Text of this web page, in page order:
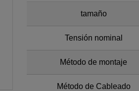
tamaño
Tensión nominal
Método de montaje
Método de Cableado